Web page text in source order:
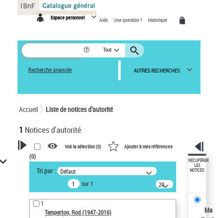
Espace personnel Aide Une question ? Historique
Tout
Recherche avancée AUTRES RECHERCHES
Accueil Liste de notices d’autorité
1 Notices d'autorité
VOTRE RECHERCHE
Recherche avancée dans les
notices d’autorité
Œuvres liées à l'auteur :
Temperton, Rod (1947-2016)
Voir la sélection (0) Ajouter à mes références
(0)
Tri par : Défaut
sur 1
20
résultats/page
1
Temperton, Rod (1947-2016)
RÉCUPÉRER
LES
NOTICES
Ma
Panneau de gestion des cookies